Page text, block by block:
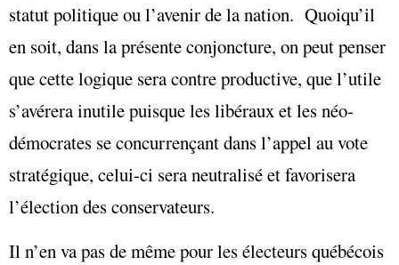
statut politique ou l’avenir de la nation. Quoiqu’il
en soit, dans la présente conjoncture, on peut penser
que cette logique sera contre productive, que l’utile
s’avérera inutile puisque les libéraux et les néo-
démocrates se concurrençant dans l’appel au vote
stratégique, celui-ci sera neutralisé et favorisera
l’élection des conservateurs.
Il n’en va pas de même pour les électeurs québécois